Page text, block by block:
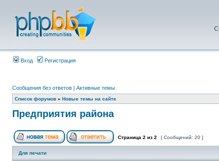
Вход Регистрация
Сообщения без ответов | Активные темы
Список форумов » Новые темы на сайте
Предприятия района
Страница 2 из 2 [ Сообщений: 20 ]
Для печати